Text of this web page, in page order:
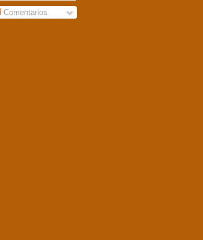
Comentarios